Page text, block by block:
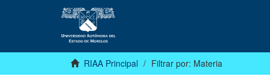
RIAA Principal Filtrar por: Materia